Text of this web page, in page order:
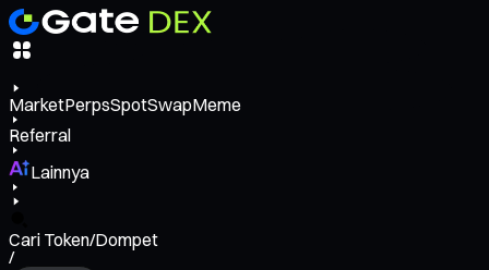
MarketPerpsSpotSwapMeme
Referral
Lainnya
Cari Token/Dompet
/